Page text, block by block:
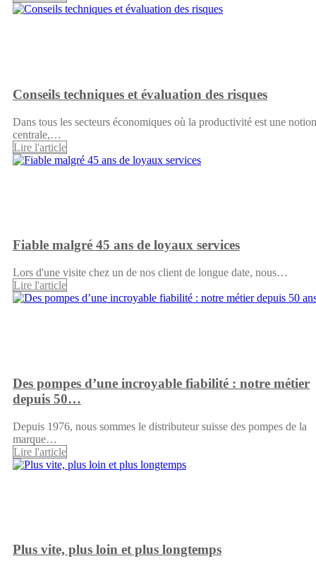
Conseils techniques et évaluation des risques
Dans tous les secteurs économiques où la productivité est une notion
centrale,…
Lire l'article
Fiable malgré 45 ans de loyaux services
Lors d'une visite chez un de nos client de longue date, nous…
Lire l'article
Des pompes d’une incroyable fiabilité : notre métier
depuis 50…
Depuis 1976, nous sommes le distributeur suisse des pompes de la
marque…
Lire l'article
Plus vite, plus loin et plus longtemps